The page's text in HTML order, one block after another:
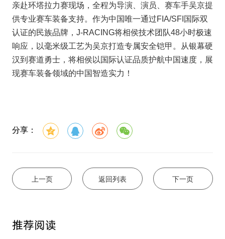
亲赴环塔拉力赛现场，全程为导演、演员、赛车手吴京提
供专业赛车装备支持。作为中国唯一通过FIA/SFI国际双
认证的民族品牌，J-RACING将相侯技术团队48小时极速
响应，以毫米级工艺为吴京打造专属安全铠甲。从银幕硬
汉到赛道勇士，将相侯以国际认证品质护航中国速度，展
现赛车装备领域的中国智造实力！
分享：
上一页 返回列表 下一页
推荐阅读